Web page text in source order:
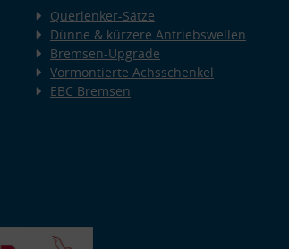
Querlenker-Sätze
Dünne & kürzere Antriebswellen
Bremsen-Upgrade
Vormontierte Achsschenkel
EBC Bremsen